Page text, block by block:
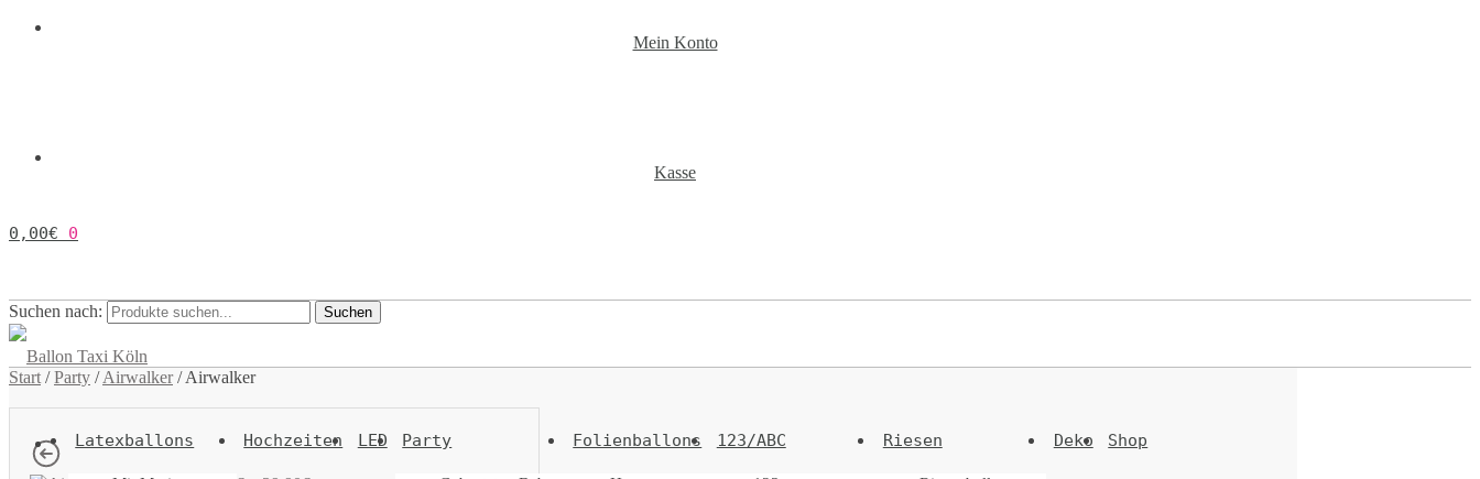
Mein Konto
Kasse
0,00€ 0
Suchen nach: Suchen
Latexballons Hochzeiten LED Party Folienballons 123/ABC Riesen Deko Shop
Start /Party /Airwalker/Airwalker